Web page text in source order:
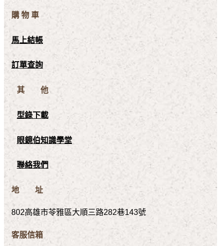
購 物 車
馬上結帳
訂單查詢
其 他
型錄下載
眼鏡伯知識學堂
聯絡我們
地 址
802高雄市苓雅區大順三路282巷143號
客服信箱